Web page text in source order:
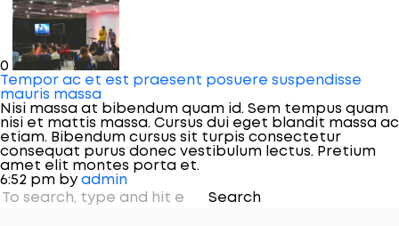
0
Tempor ac et est praesent posuere suspendisse
mauris massa
Nisi massa at bibendum quam id. Sem tempus quam
nisi et mattis massa. Cursus dui eget blandit massa ac
etiam. Bibendum cursus sit turpis consectetur
consequat purus donec vestibulum lectus. Pretium
amet elit montes porta et.
6:52 pm by admin
Search